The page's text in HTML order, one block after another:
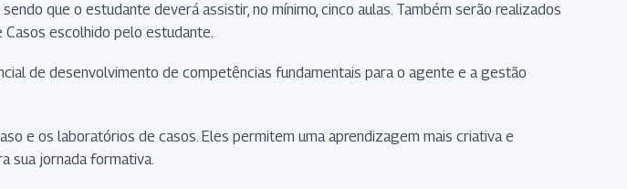
que o estudante deverá assistir, no mínimo, cinco aulas. Também serão realizados
escolhido pelo estudante.
de desenvolvimento de competências fundamentais para o agente e a gestão
e os laboratórios de casos. Eles permitem uma aprendizagem mais criativa e
sua jornada formativa.